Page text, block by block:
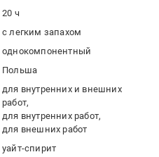
20 ч
с легким запахом
однокомпонентный
Польша
для внутренних и внешних
работ
для внутренних работ
для внешних работ
уайт-спирит